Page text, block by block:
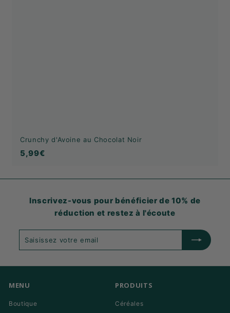
Crunchy d'Avoine au Chocolat Noir
5,99€5,99€
Inscrivez-vous pour bénéficier de 10% de
réduction et restez à l'écoute
MENU
Boutique
PRODUITS
Céréales